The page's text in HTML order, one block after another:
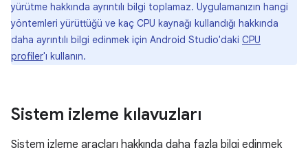
yürütme hakkında ayrıntılı bilgi toplamaz. Uygulamanızın hangi
yöntemleri yürüttüğü ve kaç CPU kaynağı kullandığı hakkında
daha ayrıntılı bilgi edinmek için Android Studio'daki CPU
profiler'ı kullanın.
Sistem izleme kılavuzları
Sistem izleme araçları hakkında daha fazla bilgi edinmek